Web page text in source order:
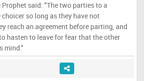
said: "The two parties to a
so long as they have not
reach an agreement before parting, and
hasten to leave for fear that the other
mind."